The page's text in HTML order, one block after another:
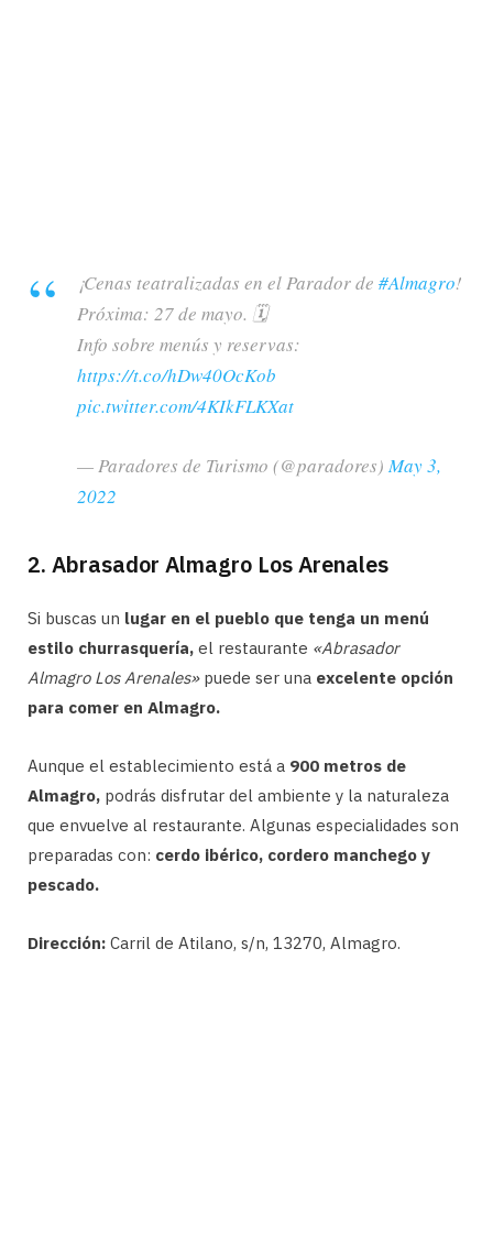
¡Cenas teatralizadas en el Parador de #Almagro!
Próxima: 27 de mayo. 🗓️
Info sobre menús y reservas:
https://t.co/hDw40OcKob
pic.twitter.com/4KIkFLKXat
— Paradores de Turismo (@paradores)May 3,
2022
2. Abrasador Almagro Los Arenales
Si buscas un lugar en el pueblo que tenga un menú
estilo churrasquería, el restaurante «Abrasador
Almagro Los Arenales»puede ser una excelente opción
para comer en Almagro.
Aunque el establecimiento está a 900 metros de
Almagro, podrás disfrutar del ambiente y la naturaleza
que envuelve al restaurante. Algunas especialidades son
preparadas con: cerdo ibérico, cordero manchego y
pescado.
Dirección: Carril de Atilano, s/n, 13270, Almagro.